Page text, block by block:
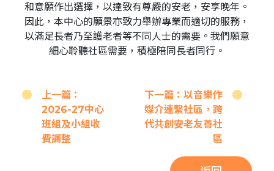
和意願作出選擇，以達致有尊嚴的安老，安享晚年。
因此，本中心的願景亦致力舉辦專業而適切的服務，
以滿足長者乃至護老者等不同人士的需要。我們願意
細心聆聽社區需要，積極陪同長者同行。
上一篇：
2026-27中心
班組及小組收
費調整
下一篇：以音樂作
媒介連繫社區，跨
代共創安老友善社
區